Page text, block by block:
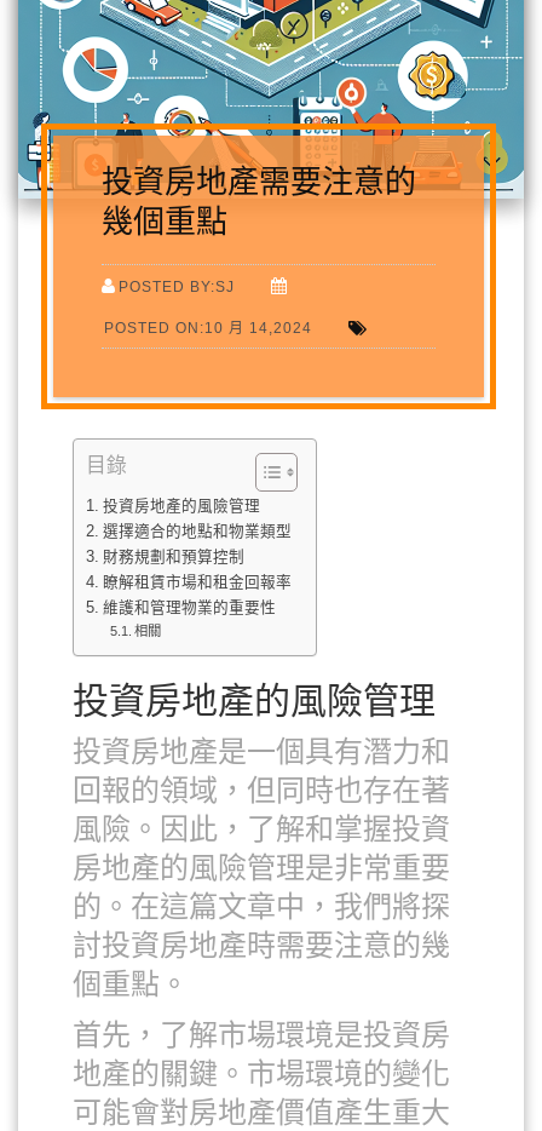
投資房地產需要注意的
幾個重點
POSTED BY:SJ
POSTED ON:10 月 14,2024
目錄
投資房地產的風險管理
選擇適合的地點和物業類型
財務規劃和預算控制
瞭解租賃市場和租金回報率
維護和管理物業的重要性
相關
投資房地產的風險管理
投資房地產是一個具有潛力和
回報的領域，但同時也存在著
風險。因此，了解和掌握投資
房地產的風險管理是非常重要
的。在這篇文章中，我們將探
討投資房地產時需要注意的幾
個重點。
首先，了解市場環境是投資房
地產的關鍵。市場環境的變化
可能會對房地產價值產生重大